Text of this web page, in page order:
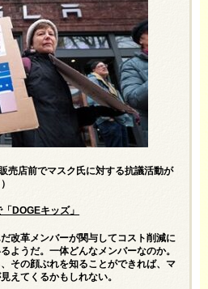
売店前でマスク氏に対する抗議活動が
DOGEキッズ」
改革メンバーが関与してコスト削減に
ようだ。一体どんなメンバーなのか。
その顔ぶれを知ることができれば、マ
えてくるかもしれない。